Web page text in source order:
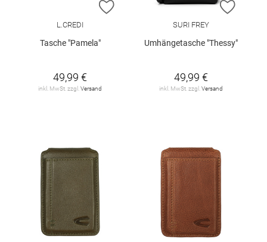
ZUR WUNSCHLISTE HINZUFÜGEN
L.CREDI
Tasche "Pamela"
49,99 €
inkl. MwSt. zzgl. Versand
ZUR
SURI FREY
Umhängetasche "Thessy"
49,99 €
inkl. MwSt. zzgl. Versand